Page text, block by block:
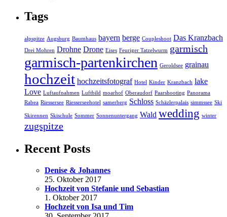
Tags
alpspitze Augsburg Baumhaus bayern berge Coupleshoot Das Kranzbach
Drei Mohren Drohne Drone Eises Feuriger Tatzelwurm garmisch
garmisch-partenkirchen Geroldsee grainau
hochzeit hochzeitsfotograf Hotel Kinder Kranzbach lake
Love Luftaufnahmen Luftbild moarhof Oberaudorf Paarshooting Panorama
Rabea Riessersee Riesserseehotel samerberg Schloss Schäzlerpalais simmssee Ski
Skirennen Skischule Sommer Sonnenuntergang Wald wedding winter
zugspitze
Recent Posts
Denise & Johannes
25. Oktober 2017
Hochzeit von Stefanie und Sebastian
1. Oktober 2017
Hochzeit von Isa und Tim